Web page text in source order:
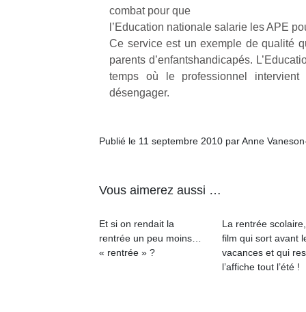
combat pour que
l’Education nationale salarie les APE
Ce service est un exemple de qualité
parents d’enfantshandicapés.
temps où le professionnel
désengager.
Publié le 11 septembre 2010 par Anne
Vous aimerez aussi …
Et si on rendait la
rentrée un peu moins…
« rentrée » ?
La rentrée
film qui sort avant
vacances et qui
l’affiche tout l’été !